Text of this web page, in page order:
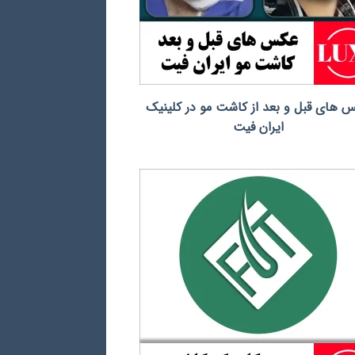
های قبل و بعد از کاشت مو در کلینیک
ایران فیت